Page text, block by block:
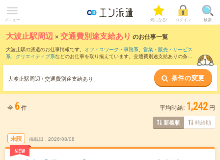
メニュー 気になる! ログイン 検索
大波止駅周辺 ×交通費別途支給あり のお仕事一覧
大波止駅の派遣のお仕事情報です。 オフィスワーク・事務系、 営業・販売・サービス
系、 クリエイティブ系などのお仕事を取り揃えています。交通費別途支給ありの条件
大波止駅周辺 / 交通費別途支給あり 条件の変更
全 6件 平均時給: 1,242 円
新着順 時給順
未読
NEW
掲載日 2026/08/08